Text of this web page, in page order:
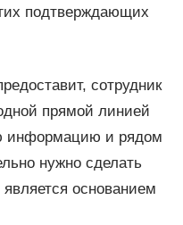
подтверждающих
сотрудник
прямой линией
информацию и рядом
нужно сделать
основанием